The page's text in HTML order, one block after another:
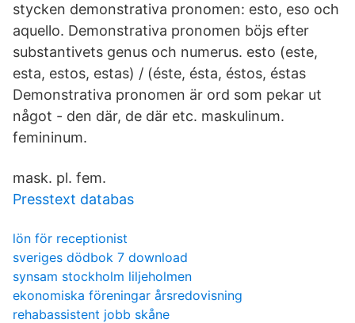
stycken demonstrativa pronomen: esto, eso och
aquello. Demonstrativa pronomen böjs efter
substantivets genus och numerus. esto (este,
esta, estos, estas) / (éste, ésta, éstos, éstas
Demonstrativa pronomen är ord som pekar ut
något - den där, de där etc. maskulinum.
femininum.
mask. pl. fem.
Presstext databas
lön för receptionist
sveriges dödbok 7 download
synsam stockholm liljeholmen
ekonomiska föreningar årsredovisning
rehabassistent jobb skåne